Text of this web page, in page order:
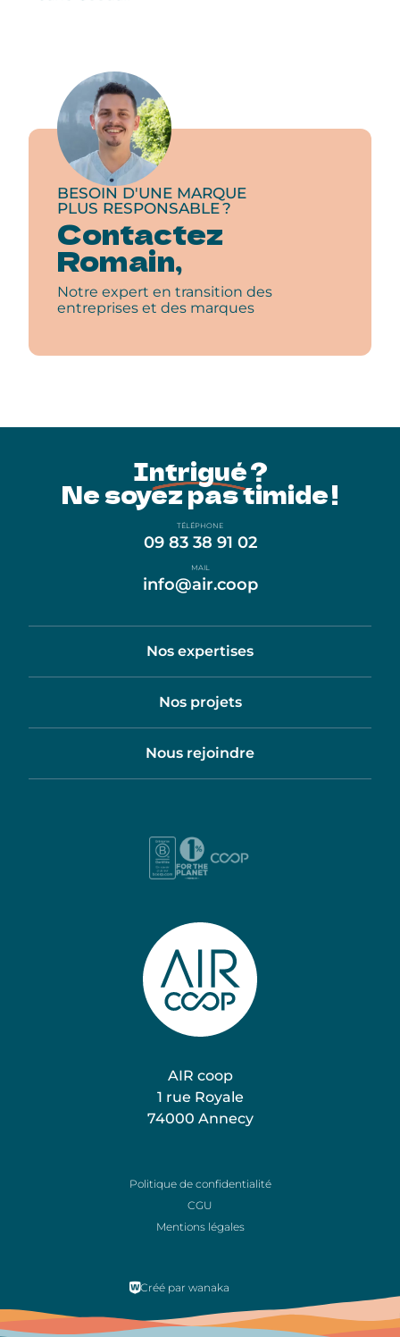
Nos expertises
BESOIN D'UNE MARQUE
PLUS RESPONSABLE ?
Contactez
Romain,
Notre expert en transition des
entreprises et des marques
Intrigué ?
Ne soyez pas timide !
TÉLÉPHONE
09 83 38 91 02
MAIL
info@air.coop
Nos expertises
Nos projets
Nous rejoindre
AIR coop
1 rue Royale
74000 Annecy
Politique de confidentialité
CGU
Mentions légales
Créé par wanaka